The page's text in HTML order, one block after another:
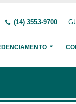
(14) 3553-9700